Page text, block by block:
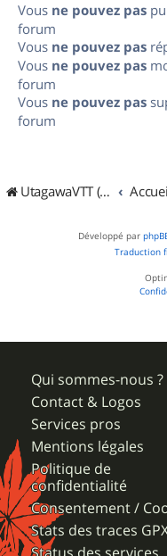
Vous ne pouvez pas
forum
Vous ne pouvez pas
Vous ne pouvez pas
forum
Vous ne pouvez pas
forum
UtagawaVTT (Randos VTT et VTTAE avec traces GPS)
Développé par
Traduction
Qui sommes-nous ?
Contact & Logos
Services pros
Mentions légales
Politique de
confidentialité
Consentement /
Stats des traces